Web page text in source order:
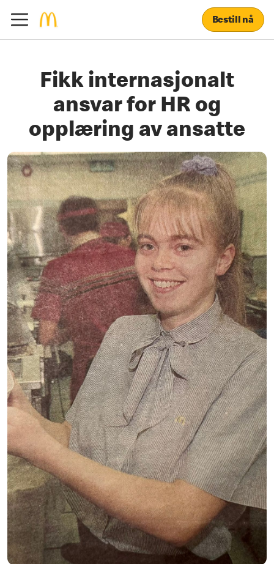
Bestill nå
Fikk internasjonalt
ansvar for HR og
opplæring av ansatte